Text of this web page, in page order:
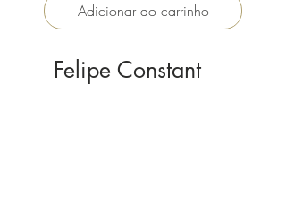
Adicionar ao carrinho
Felipe Constant